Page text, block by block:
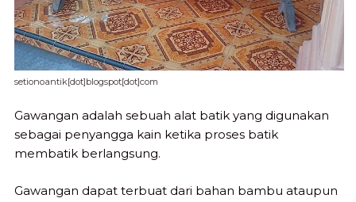
setionoantik[dot]blogspot[dot]com
Gawangan adalah sebuah alat batik yang digunakan
sebagai penyangga kain ketika proses batik
membatik berlangsung.
Gawangan dapat terbuat dari bahan bambu ataupun